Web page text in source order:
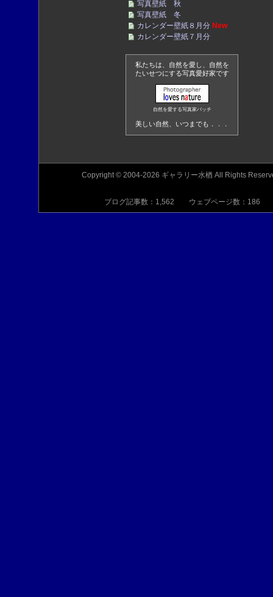
写真壁紙 秋
写真壁紙 冬
カレンダー壁紙８月分 New
カレンダー壁紙７月分
私たちは、自然を愛し、自然を
たいせつにする写真愛好家です
自然を愛する写真家バッチ
美しい自然、いつまでも．．．
Copyright © 2004-2026 ギャラリー水楢 All Rights
ブログ記事数：1,562 ウェブページ数：186